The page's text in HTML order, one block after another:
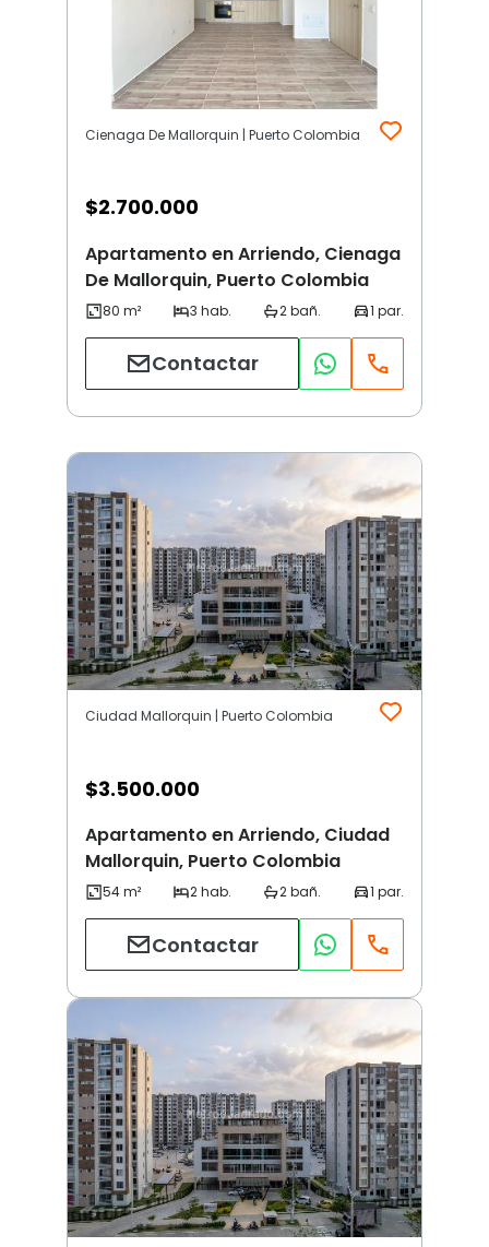
Cienaga De Mallorquin | Puerto Colombia
$2.700.000
Apartamento en Arriendo, Cienaga
De Mallorquin, Puerto Colombia
Contactar
Ciudad Mallorquin | Puerto Colombia
$3.500.000
Apartamento en Arriendo, Ciudad
Mallorquin, Puerto Colombia
Contactar